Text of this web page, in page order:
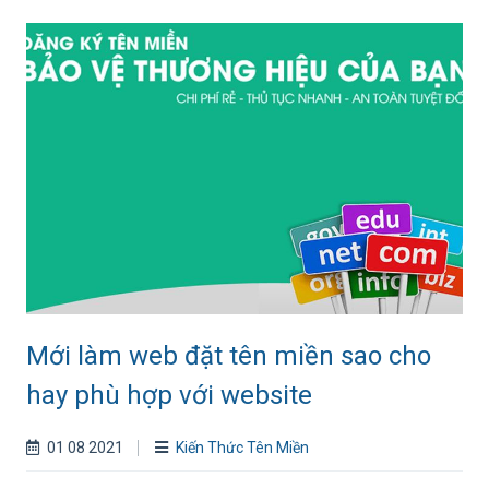
Mới làm web đặt tên miền sao cho
hay phù hợp với website
01 08 2021 Kiến Thức Tên Miền